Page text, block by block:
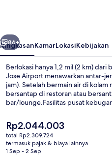
Airport
Berikutnya
86+
RingkasanKamarLokasiKebijakan
Berlokasi hanya 1,2 mil (2 km)
Jose Airport menawarkan antar-
jam). Setelah bermain air di
bersantap di restoran atau
bar/lounge.Fasilitas pusat
keseluruhan.
Harga
saat
ini
Rp2.044.003
Rp2.044.003
total Rp2.309.724
termasuk pajak & biaya lainnya
1 Sep - 2 Sep